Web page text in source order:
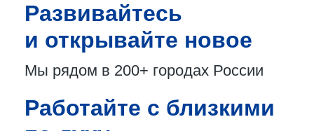
Развивайтесь
и открывайте новое
Мы рядом в 200+ городах России
Работайте с близкими